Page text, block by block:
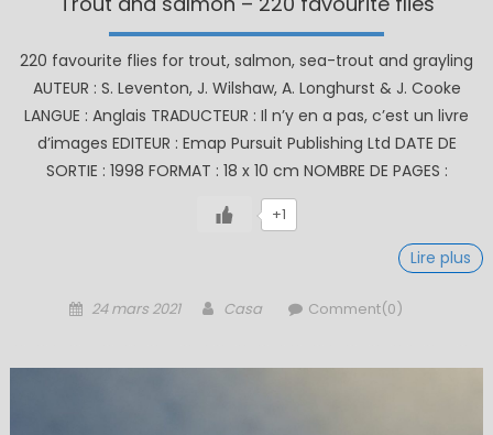
220 favourite flies for trout, salmon, sea-trout and grayling
AUTEUR : S. Leventon, J. Wilshaw, A. Longhurst & J. Cooke
LANGUE : Anglais TRADUCTEUR : Il n’y en a pas, c’est un livre
d’images EDITEUR : Emap Pursuit Publishing Ltd DATE DE
SORTIE : 1998 FORMAT : 18 x 10 cm NOMBRE DE PAGES :
+1
Lire plus
Posted
24 mars 2021 Author
Casa Comment(0)